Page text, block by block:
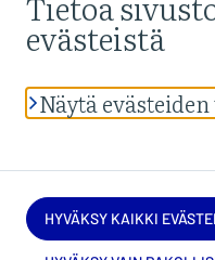
Lue palvelun
Annapalautetta